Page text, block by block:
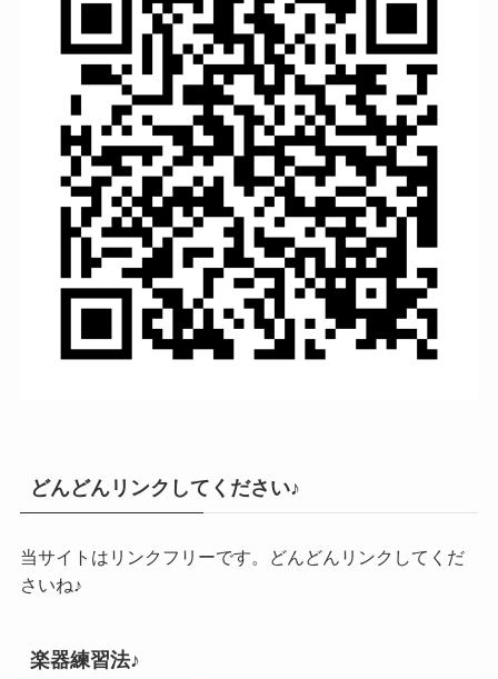
どんどんリンクしてください♪